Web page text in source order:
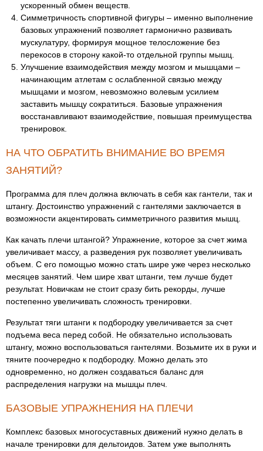
ускоренный обмен веществ.
Симметричность спортивной фигуры – именно выполнение
базовых упражнений позволяет гармонично развивать
мускулатуру, формируя мощное телосложение без
перекосов в сторону какой-то отдельной группы мышц.
Улучшение взаимодействия между мозгом и мышцами –
начинающим атлетам с ослабленной связью между
мышцами и мозгом, невозможно волевым усилием
заставить мышцу сократиться. Базовые упражнения
восстанавливают взаимодействие, повышая преимущества
тренировок.
НА ЧТО ОБРАТИТЬ ВНИМАНИЕ ВО ВРЕМЯ
ЗАНЯТИЙ?
Программа для плеч должна включать в себя как гантели, так и
штангу. Достоинство упражнений с гантелями заключается в
возможности акцентировать симметричного развития мышц.
Как качать плечи штангой? Упражнение, которое за счет жима
увеличивает массу, а разведения рук позволяет увеличивать
объем. С его помощью можно стать шире уже через несколько
месяцев занятий. Чем шире хват штанги, тем лучше будет
результат. Новичкам не стоит сразу бить рекорды, лучше
постепенно увеличивать сложность тренировки.
Результат тяги штанги к подбородку увеличивается за счет
подъема веса перед собой. Не обязательно использовать
штангу, можно воспользоваться гантелями. Возьмите их в руки и
тяните поочередно к подбородку. Можно делать это
одновременно, но должен создаваться баланс для
распределения нагрузки на мышцы плеч.
БАЗОВЫЕ УПРАЖНЕНИЯ НА ПЛЕЧИ
Комплекс базовых многосуставных движений нужно делать в
начале тренировки для дельтоидов. Затем уже выполнять